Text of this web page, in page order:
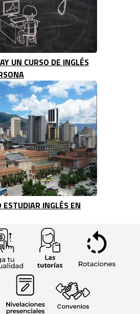
UN CURSO DE INGLÉS
ESTUDIAR INGLÉS EN